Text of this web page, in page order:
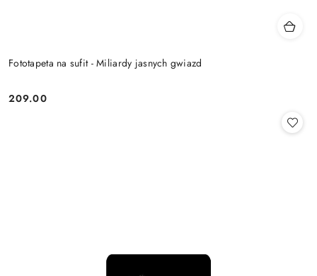
Fototapeta na sufit - Miliardy jasnych gwiazd
Cena:
209.00